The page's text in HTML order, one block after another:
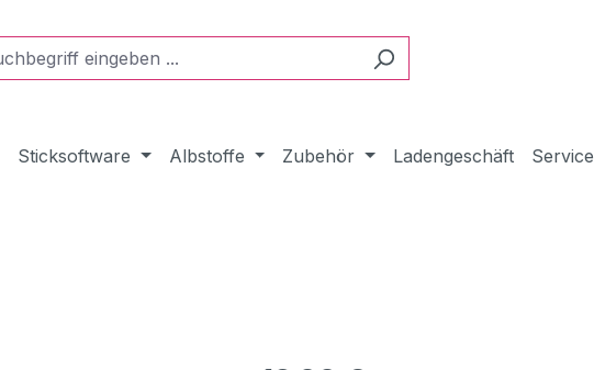
Sticksoftware Albstoffe Zubehör Ladengeschäft Service